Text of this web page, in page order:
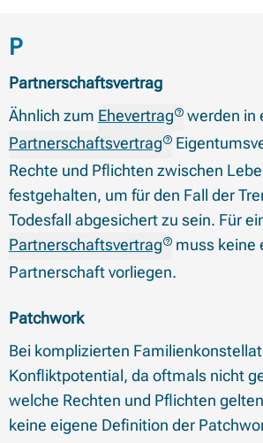
Begriffe mit
P
Partnerschaftsvertrag
Ähnlich zum Ehevertrag
werden in
Partnerschaftsvertrag
Rechte und Pflichten zwischen
festgehalten, um für den Fall der
Todesfall abgesichert zu sein. Für
Partnerschaftsvertrag
muss keine
Partnerschaft vorliegen.
Patchwork
Bei komplizierten
Konfliktpotential, da oftmals nicht
welche Rechten und Pflichten
keine eigene Definition der